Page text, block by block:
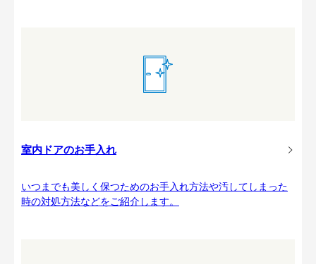
室内ドアのお手入れ
いつまでも美しく保つためのお手入れ方法や汚してしまった
時の対処方法などをご紹介します。